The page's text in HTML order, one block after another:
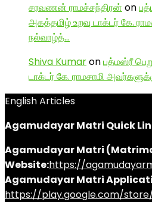
சரவணன் ராமச்சந்திரன் on
அகத்தமிழ் உறவு டாக்டர் கே.
நல்வாழ்த்…
Shiva Kumaronபத்மஸ்ரீ
டாக்டர் கே. ராமசாமி
English Articles
Agamudayar Matri Quick
Agamudayar Matri
Website:https://
Agamudayar Matri
https://play.google.com/